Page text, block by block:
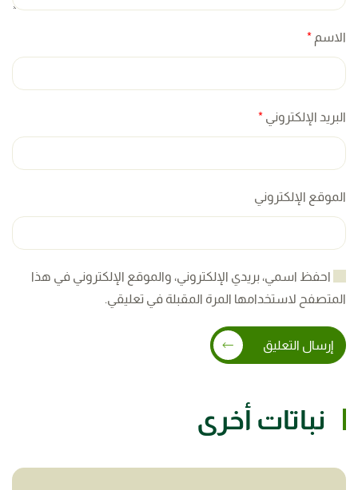
الاسم *
البريد الإلكتروني *
الموقع الإلكتروني
احفظ اسمي، بريدي الإلكتروني، والموقع الإلكتروني في هذا
المتصفح لاستخدامها المرة المقبلة في تعليقي.
إرسال التعليق
نباتات أخرى